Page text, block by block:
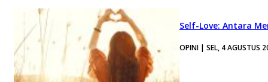
Self-Love: Antara
OPINI | SEL, 4 AGUSTUS